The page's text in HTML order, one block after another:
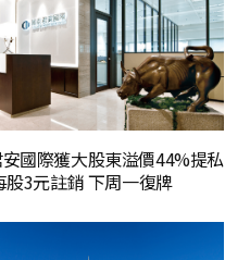
國際獲大股東溢價44%提私
股3元註銷 下周一復牌